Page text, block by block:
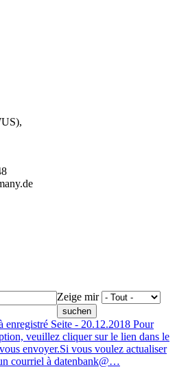
Zeige mir
enregistré Seite - 20.12.2018 Pour
veuillez cliquer sur le lien dans le
envoyer.Si vous voulez actualiser
courriel à datenbank@…